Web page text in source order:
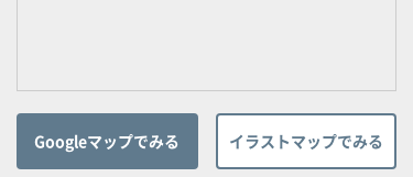
Googleマップでみる イラストマップでみる